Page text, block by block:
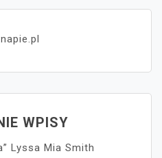
WPISY
Lyssa Mia Smith